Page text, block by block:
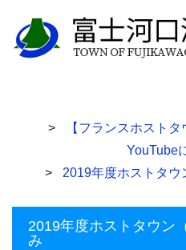
【フランスホスト
YouTube
2019年度ホストタウ
2019年度ホストタウン
み